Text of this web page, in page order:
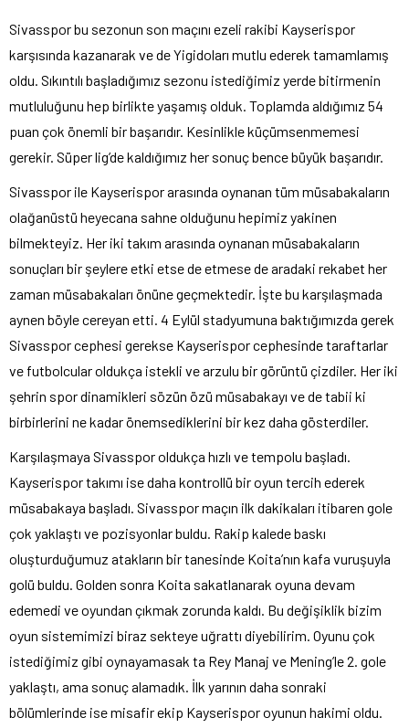
Sivasspor bu sezonun son maçını ezeli rakibi Kayserispor
karşısında kazanarak ve de Yigidoları mutlu ederek tamamlamış
oldu. Sıkıntılı başladığımız sezonu istediğimiz yerde bitirmenin
mutluluğunu hep birlikte yaşamış olduk. Toplamda aldığımız 54
puan çok önemli bir başarıdır. Kesinlikle küçümsenmemesi
gerekir. Süper lig’de kaldığımız her sonuç bence büyük başarıdır.
Sivasspor ile Kayserispor arasında oynanan tüm müsabakaların
olağanüstü heyecana sahne olduğunu hepimiz yakinen
bilmekteyiz. Her iki takım arasında oynanan müsabakaların
sonuçları bir şeylere etki etse de etmese de aradaki rekabet her
zaman müsabakaları önüne geçmektedir. İşte bu karşılaşmada
aynen böyle cereyan etti. 4 Eylül stadyumuna baktığımızda gerek
Sivasspor cephesi gerekse Kayserispor cephesinde taraftarlar
ve futbolcular oldukça istekli ve arzulu bir görüntü çizdiler. Her iki
şehrin spor dinamikleri sözün özü müsabakayı ve de tabii ki
birbirlerini ne kadar önemsediklerini bir kez daha gösterdiler.
Karşılaşmaya Sivasspor oldukça hızlı ve tempolu başladı.
Kayserispor takımı ise daha kontrollü bir oyun tercih ederek
müsabakaya başladı. Sivasspor maçın ilk dakikaları itibaren gole
çok yaklaştı ve pozisyonlar buldu. Rakip kalede baskı
oluşturduğumuz atakların bir tanesinde Koita’nın kafa vuruşuyla
golü buldu. Golden sonra Koita sakatlanarak oyuna devam
edemedi ve oyundan çıkmak zorunda kaldı. Bu değişiklik bizim
oyun sistemimizi biraz sekteye uğrattı diyebilirim. Oyunu çok
istediğimiz gibi oynayamasak ta Rey Manaj ve Mening’le 2. gole
yaklaştı, ama sonuç alamadık. İlk yarının daha sonraki
bölümlerinde ise misafir ekip Kayserispor oyunun hakimi oldu.